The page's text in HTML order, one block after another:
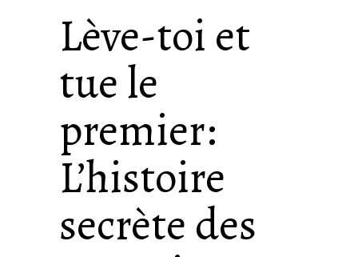
Lève-toi et
tue le
premier:
L’histoire
secrète des